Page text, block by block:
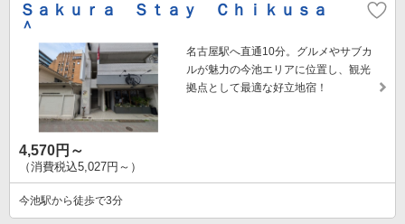
Ｓａｋｕｒａ Ｓｔａｙ Ｃｈｉｋｕｓａ
＾
名古屋駅へ直通10分。グルメやサブカ
ルが魅力の今池エリアに位置し、観光
拠点として最適な好立地宿！
4,570円～
（消費税込5,027円～）
今池駅から徒歩で3分